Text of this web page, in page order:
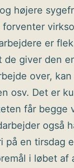
højere
er
de giver den
over, kan
osv. Det er
får begge
også
på en tirsdag
i løbet af